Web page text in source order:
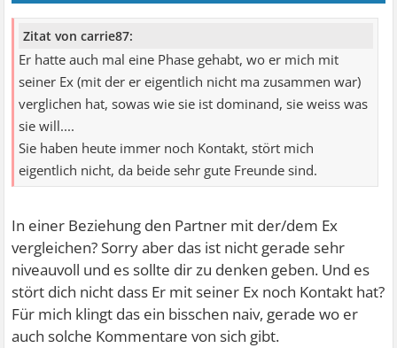
Zitat von carrie87:
Er hatte auch mal eine Phase gehabt, wo er mich mit
seiner Ex (mit der er eigentlich nicht ma zusammen war)
verglichen hat, sowas wie sie ist dominand, sie weiss was
sie will....
Sie haben heute immer noch Kontakt, stört mich
eigentlich nicht, da beide sehr gute Freunde sind.
In einer Beziehung den Partner mit der/dem Ex
vergleichen? Sorry aber das ist nicht gerade sehr
niveauvoll und es sollte dir zu denken geben. Und es
stört dich nicht dass Er mit seiner Ex noch Kontakt hat?
Für mich klingt das ein bisschen naiv, gerade wo er
auch solche Kommentare von sich gibt.